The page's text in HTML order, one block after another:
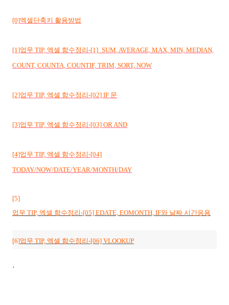
[0]엑셀단축키 활용방법
[1]업무 TIP, 엑셀 함수정리-[1]_SUM, AVERAGE, MAX, MIN, MEDIAN,
COUNT, COUNTA, COUNTIF, TRIM, SORT, NOW
[2]업무 TIP, 엑셀 함수정리-[02] IF 문
[3]업무 TIP, 엑셀 함수정리-[03] OR AND
[4]업무 TIP, 엑셀 함수정리-[04]
TODAY/NOW/DATE/YEAR/MONTH/DAY
[5]
업무 TIP, 엑셀 함수정리-[05] EDATE, EOMONTH, IF와 날짜 시간응용
[6]업무 TIP, 엑셀 함수정리-[06] VLOOKUP
.